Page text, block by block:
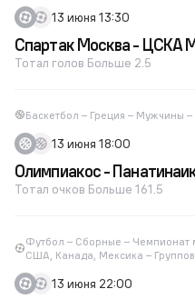
13 июня 13:30
Спартак Москва - ЦСКА
Тотал голов Больше 2.5
Баскетбол – Греция – Мужчины
13 июня 18:00
Олимпиакос -
Тотал очков Больше 161.5
Футбол – Сборные – Чемпионат
США, Канада, Мексика –
13 июня 22:00